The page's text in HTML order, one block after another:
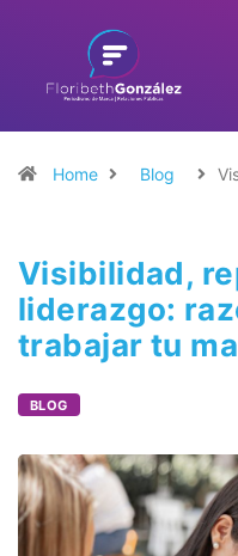
Home Blog
Visibilidad,
liderazgo:
trabajar tu
BLOG